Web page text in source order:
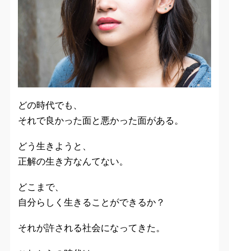
どの時代でも、
それで良かった面と悪かった面がある。
どう生きようと、
正解の生き方なんてない。
どこまで、
自分らしく生きることができるか？
それが許される社会になってきた。